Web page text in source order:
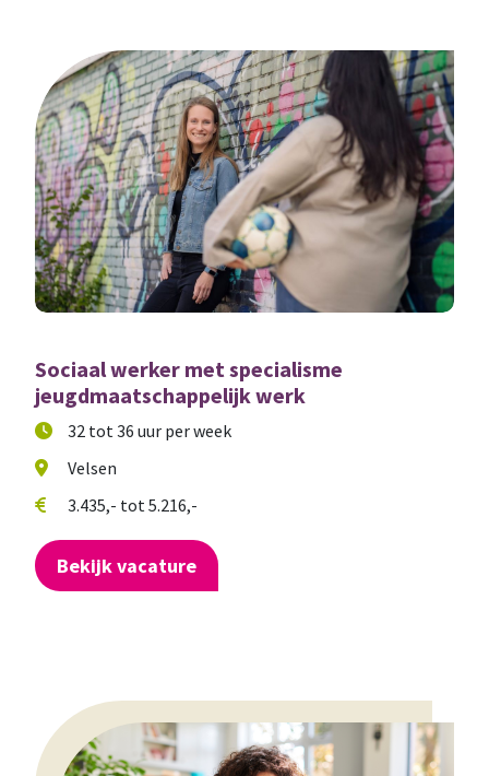
Sociaal werker met specialisme
jeugdmaatschappelijk werk
32 tot 36 uur per week
Velsen
3.435,- tot 5.216,-
Bekijk vacature